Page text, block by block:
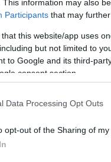
This information may also
Participants that may
that this website/app uses
but not limited to
to Google and its third-
consent section.
Data Processing Opt Outs
opt-out of the Sharing of my
φυσικής.